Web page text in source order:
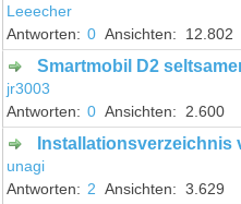
Leeecher
0
12.802
Smartmobil D2
jr3003
0
2.600
Installationsverzeichnis
unagi
2
3.629